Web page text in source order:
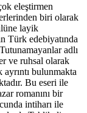
eleştirmen
biri olarak
layik
Türk edebiyatında
adlı
ve ruhsal olarak
bulunmakta
Bu eseri ile
romanını bir
intiharı ile